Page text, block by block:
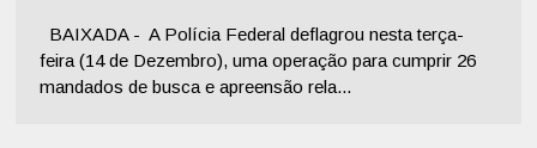
BAIXADA - A Polícia Federal deflagrou nesta terça-
feira (14 de Dezembro), uma operação para cumprir 26
mandados de busca e apreensão rela...